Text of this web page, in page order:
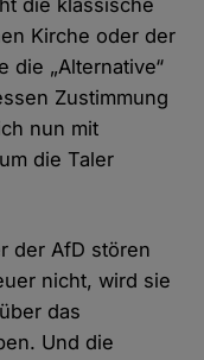
die klassische
Kirche oder der
die „Alternative“
Zustimmung
nun mit
die Taler
der AfD stören
nicht, wird sie
das
Und die